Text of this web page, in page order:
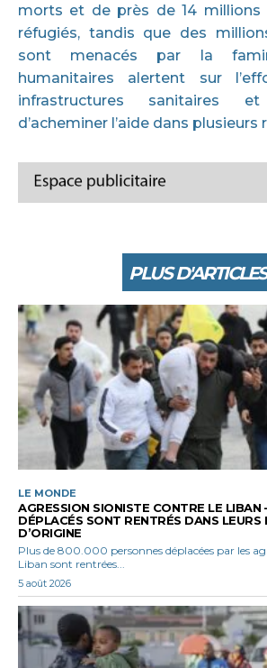
morts et de près de 14 millions
réfugiés, tandis que des
sont menacés par la
humanitaires alertent sur
infrastructures sanitaires et
d’acheminer l’aide dans plusieurs
PLUS D'ARTICLES
LE MONDE
AGRESSION SIONISTE CONTRE LE
DÉPLACÉS SONT RENTRÉS DANS LEURS
D’ORIGINE
Plus de 800.000 personnes déplacées par les
Liban sont rentrées...
5 août 2026